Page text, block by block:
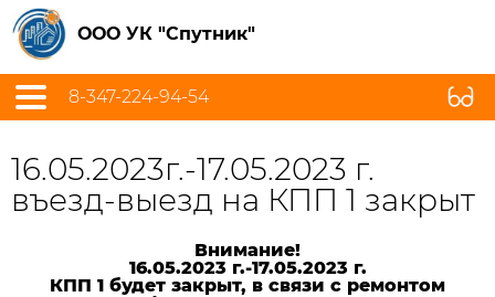
ООО УК "Спутник"
8-347-224-94-54
16.05.2023г.-17.05.2023 г.
въезд-выезд на КПП 1 закрыт
Внимание!
16.05.2023 г.-17.05.2023 г.
КПП 1 будет закрыт, в связи с ремонтом